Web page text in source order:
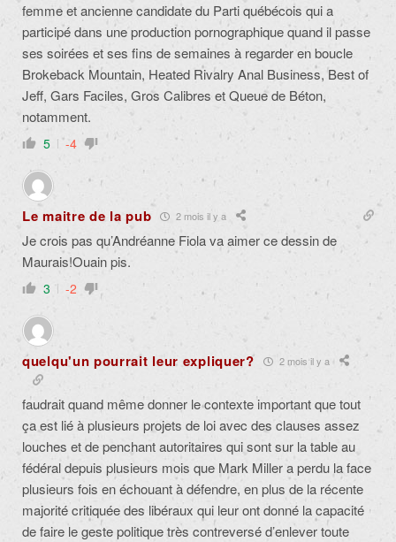
femme et ancienne candidate du Parti québécois qui a
participé dans une production pornographique quand il passe
ses soirées et ses fins de semaines à regarder en boucle
Brokeback Mountain, Heated Rivalry Anal Business, Best of
Jeff, Gars Faciles, Gros Calibres et Queue de Béton,
notamment.
5 -4
Le maitre de la pub 2 mois il y a
Je crois pas qu’Andréanne Fiola va aimer ce dessin de
Maurais!Ouain pis.
3 -2
quelqu'un pourrait leur expliquer? 2 mois il y a
faudrait quand même donner le contexte important que tout
ça est lié à plusieurs projets de loi avec des clauses assez
louches et de penchant autoritaires qui sont sur la table au
fédéral depuis plusieurs mois que Mark Miller a perdu la face
plusieurs fois en échouant à défendre, en plus de la récente
majorité critiquée des libéraux qui leur ont donné la capacité
de faire le geste politique très contreversé d’enlever toute